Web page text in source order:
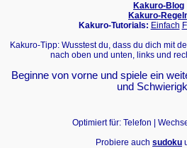
Kakuro-Blog
Kakuro-
Kakuro-Tutorials: Einfach
Kakuro-Tipp: Wusstest du, dass du dich mit
nach oben und unten, links und
Beginne von vorne und spiele ein
und
Optimiert für: Telefon |
Probiere auch sudoku